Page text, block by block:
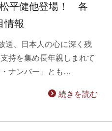
平健他登場！ 各
情報
送、日本人の心に深く残
持を集め長年親しまれて
ナンバー」とも…
続きを読む